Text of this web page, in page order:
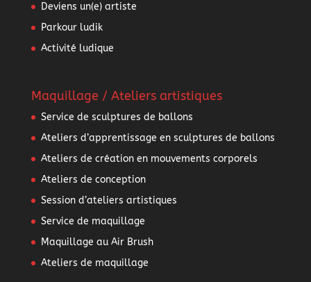
Deviens un(e) artiste
Parkour ludik
Activité ludique
Maquillage / Ateliers artistiques
Service de sculptures de ballons
Ateliers d’apprentissage en sculptures de ballons
Ateliers de création en mouvements corporels
Ateliers de conception
Session d’ateliers artistiques
Service de maquillage
Maquillage au Air Brush
Ateliers de maquillage